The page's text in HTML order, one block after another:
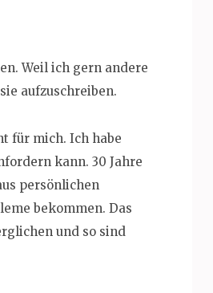
Weil ich gern andere
aufzuschreiben.
für mich. Ich habe
kann. 30 Jahre
persönlichen
bekommen. Das
und so sind